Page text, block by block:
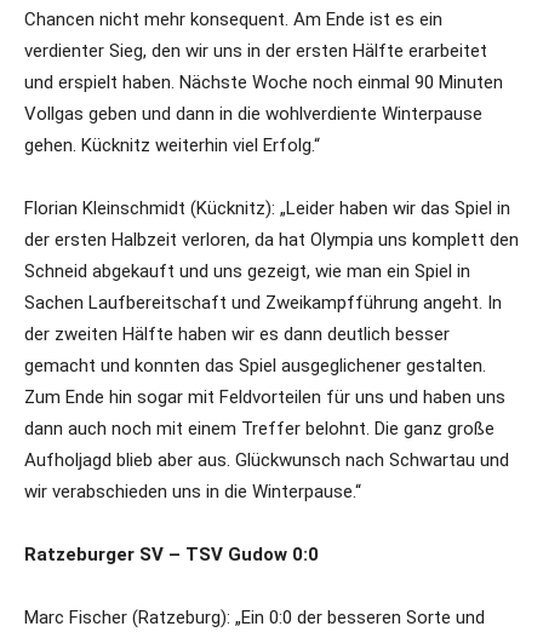
Chancen nicht mehr konsequent. Am Ende ist es ein
verdienter Sieg, den wir uns in der ersten Hälfte erarbeitet
und erspielt haben. Nächste Woche noch einmal 90 Minuten
Vollgas geben und dann in die wohlverdiente Winterpause
gehen. Kücknitz weiterhin viel Erfolg.“
Florian Kleinschmidt (Kücknitz): „Leider haben wir das Spiel in
der ersten Halbzeit verloren, da hat Olympia uns komplett den
Schneid abgekauft und uns gezeigt, wie man ein Spiel in
Sachen Laufbereitschaft und Zweikampfführung angeht. In
der zweiten Hälfte haben wir es dann deutlich besser
gemacht und konnten das Spiel ausgeglichener gestalten.
Zum Ende hin sogar mit Feldvorteilen für uns und haben uns
dann auch noch mit einem Treffer belohnt. Die ganz große
Aufholjagd blieb aber aus. Glückwunsch nach Schwartau und
wir verabschieden uns in die Winterpause.“
Ratzeburger SV – TSV Gudow 0:0
Marc Fischer (Ratzeburg): „Ein 0:0 der besseren Sorte und